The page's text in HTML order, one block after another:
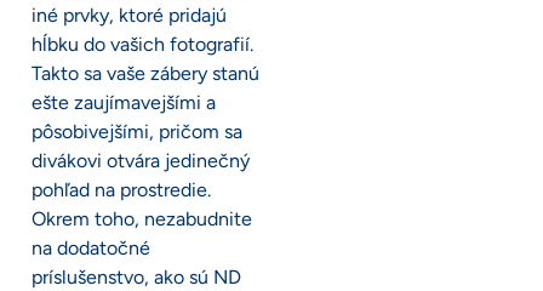
iné prvky, ktoré pridajú
hĺbku do vašich fotografií.
Takto sa vaše zábery stanú
ešte zaujímavejšími a
pôsobivejšími, pričom sa
divákovi otvára jedinečný
pohľad na prostredie.
Okrem toho, nezabudnite
na dodatočné
príslušenstvo, ako sú ND